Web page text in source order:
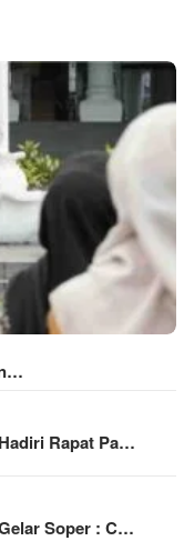
Rapat Pa…
Soper : C…